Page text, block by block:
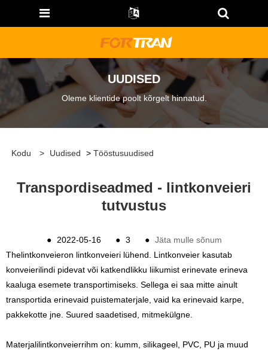
UUDISED
Oleme klientide poolt kõrgelt hinnatud.
Kodu > Uudised > Tööstusuudised
Transpordiseadmed - lintkonveieri
tutvustus
● 2022-05-16 ● 3 ● Jäta mulle sõnum
Thelintkonveieron lintkonveieri lühend. Lintkonveier kasutab
konveierilindi pidevat või katkendlikku liikumist erinevate erineva
kaaluga esemete transportimiseks. Sellega ei saa mitte ainult
transportida erinevaid puistematerjale, vaid ka erinevaid karpe,
pakkekotte jne. Suured saadetised, mitmekülgne.
Materjalilintkonveierrihm on: kumm, silikageel, PVC, PU ja muud